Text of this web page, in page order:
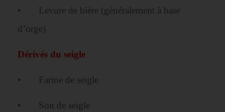
• Levure de bière (généralement à base
d’orge)
Dérivés du seigle
• Farine de seigle
• Son de seigle